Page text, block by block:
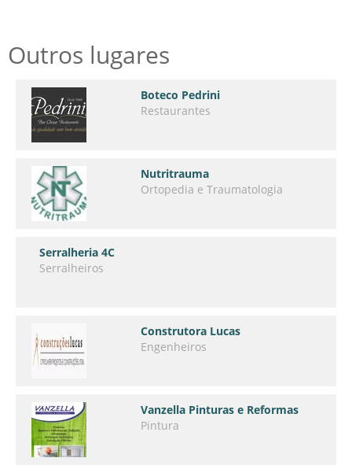
Outros lugares
Boteco Pedrini
Restaurantes
Nutritrauma
Ortopedia e Traumatologia
Serralheria 4C
Serralheiros
Construtora Lucas
Engenheiros
Vanzella Pinturas e Reformas
Pintura